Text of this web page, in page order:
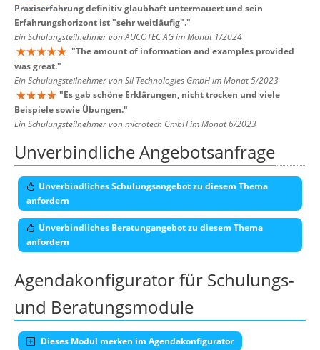
Praxiserfahrung definitiv glaubhaft untermauert und sein
Erfahrungshorizont ist "sehr weitläufig"."
Ein Schulungsteilnehmer von AUCOTEC AG im Monat 1/2024
"The amount of information and examples provided
was great."
Ein Schulungsteilnehmer von SII Technologies GmbH im Monat 5/2023
"Es gab schöne Erklärungen, nicht trocken und viele
Beispiele sowie Übungen."
Ein Schulungsteilnehmer von microtech GmbH im Monat 6/2023
Unverbindliche Angebotsanfrage
Unverbindliches Schulungsangebot zu diesem Thema
anfordern
Unverbindliches Beratungangebot zu diesem Thema
anfordern
Agendakonfigurator für Schulungs-
und Beratungsmodule
Dieses Modul merken im Agendakonfigurator